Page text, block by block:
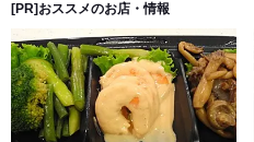
[PR]おススメのお店・情報